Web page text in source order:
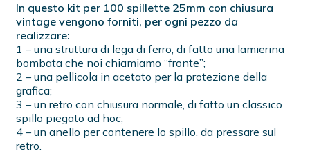
In questo kit per 100 spillette 25mm con chiusura
vintage vengono forniti, per ogni pezzo da
realizzare:
1 – una struttura di lega di ferro, di fatto una lamierina
bombata che noi chiamiamo “fronte”;
2 – una pellicola in acetato per la protezione della
grafica;
3 – un retro con chiusura normale, di fatto un classico
spillo piegato ad hoc;
4 – un anello per contenere lo spillo, da pressare sul
retro.